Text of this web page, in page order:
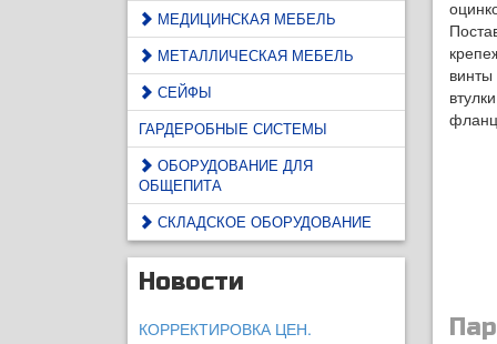
МЕДИЦИНСКАЯ МЕБЕЛЬ
МЕТАЛЛИЧЕСКАЯ МЕБЕЛЬ
СЕЙФЫ
ГАРДЕРОБНЫЕ СИСТЕМЫ
ОБОРУДОВАНИЕ ДЛЯ
ОБЩЕПИТА
СКЛАДСКОЕ ОБОРУДОВАНИЕ
Новости
КОРРЕКТИРОВКА ЦЕН.